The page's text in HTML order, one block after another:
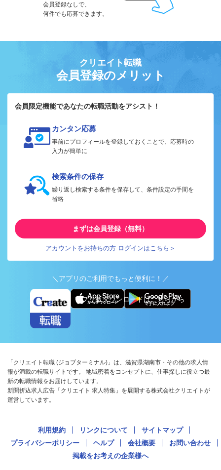
会員登録なしで、
何件でも応募できます。
クリエイト転職
会員登録のメリット
会員限定機能であなたの転職活動をアシスト！
カンタン応募
事前にプロフィールを登録しておくことで、応募時の
入力が簡単に
検索条件の保存
繰り返し検索する条件を保存して、条件設定の手間を
省略
まずは会員登録（無料）
アカウントをお持ちの方 ログインはこちら＞
＼アプリのご利用でもっと便利に！／
アプリ版ダウンロードはこちらから
「クリエイト転職 (ジョブターミナル)」は、滋賀県湖南市・その他の求人情
報が満載の転職サイトです。 地域密着をコンセプトに、仕事探しに役立つ最
新の転職情報をお届けしています。
新聞折込求人広告「クリエイト 求人特集」を展開する株式会社クリエイトが
運営しています。
利用規約 リンクについて
サイトマップ
プライバシーポリシー
ヘルプ 会社概要
お問い合わせ
掲載をお考えの企業様へ